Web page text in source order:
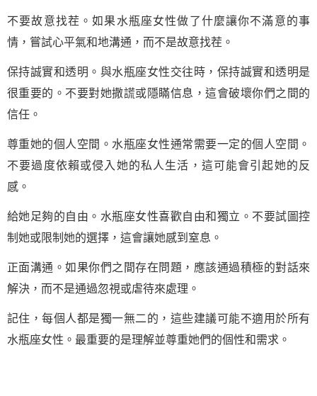
不要故意找茬。如果水瓶座女性做了什麼讓你不滿意的事
情，嘗試心平氣和地溝通，而不是故意找茬。
保持誠實和透明。與水瓶座女性交往時，保持誠實和透明是
很重要的。不要對她撒謊或隱瞞信息，這會破壞你們之間的
信任。
尊重她的個人空間。水瓶座女性通常需要一定的個人空間。
不要過度依賴或侵入她的私人生活，這可能會引起她的反
感。
給她足夠的自由。水瓶座女性喜歡自由和獨立。不要試圖控
制她或限制她的選擇，這會讓她感到窒息。
正面溝通。如果你們之間存在問題，應該通過積極的對話來
解決，而不是通過忽視或虐待來處理。
記住，每個人都是獨一無二的，這些建議可能不適用於所有
水瓶座女性。最重要的是理解並尊重她們的個性和需求。